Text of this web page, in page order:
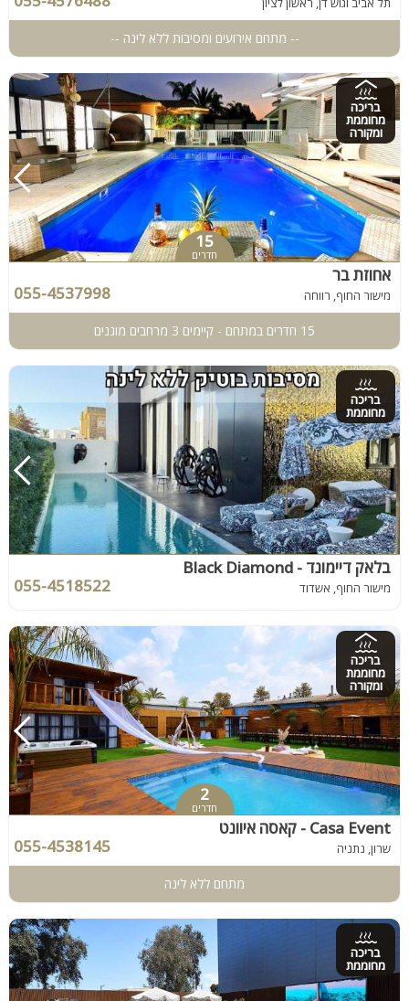
-- מתחם אירועים ומסיבות ללא לינה --
בריכה
מחוממת
ומקורה
15
חדרים
אחוזת בר
מישור החוף, רווחה 055-4537998
15 חדרים במתחם - קיימים 3 מרחבים מוגנים
בריכה
מחוממת
בלאק דיימונד - Black Diamond
מישור החוף, אשדוד 055-4518522
בריכה
מחוממת
ומקורה
2
חדרים
Casa Event - קאסה איוונט
שרון, נתניה 055-4538145
מתחם ללא לינה
בריכה
מחוממת